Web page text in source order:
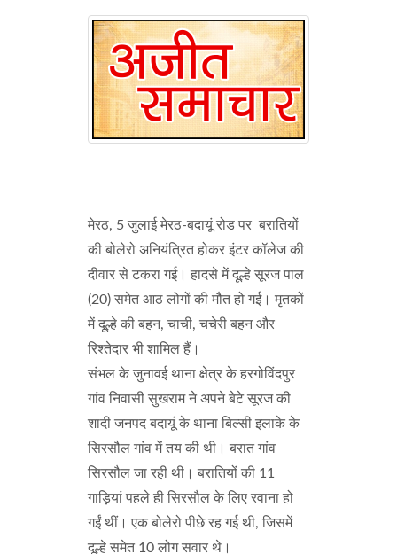
मेरठ, 5 जुलाई मेरठ-बदायूं रोड पर बरातियों
की बोलेरो अनियंत्रित होकर इंटर कॉलेज की
दीवार से टकरा गई। हादसे में दूल्हे सूरज पाल
(20) समेत आठ लोगों की मौत हो गई। मृतकों
में दूल्हे की बहन, चाची, चचेरी बहन और
रिश्तेदार भी शामिल हैं।
संभल के जुनावई थाना क्षेत्र के हरगोविंदपुर
गांव निवासी सुखराम ने अपने बेटे सूरज की
शादी जनपद बदायूं के थाना बिल्सी इलाके के
सिरसौल गांव में तय की थी। बरात गांव
सिरसौल जा रही थी। बरातियों की 11
गाड़ियां पहले ही सिरसौल के लिए रवाना हो
गईं थीं। एक बोलेरो पीछे रह गई थी, जिसमें
दूल्हे समेत 10 लोग सवार थे।